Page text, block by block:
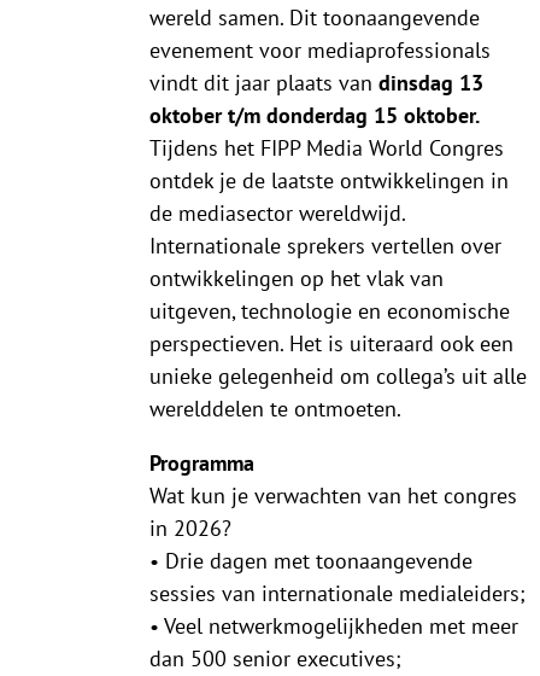
wereld samen. Dit toonaangevende
evenement voor mediaprofessionals
vindt dit jaar plaats vandinsdag 13
oktober t/m donderdag 15 oktober.
Tijdens het FIPP Media World Congres
ontdek je de laatste ontwikkelingen in
de mediasector wereldwijd.
Internationale sprekers vertellen over
ontwikkelingen op het vlak van
uitgeven, technologie en economische
perspectieven. Het is uiteraard ook een
unieke gelegenheid om collega’s uit alle
werelddelen te ontmoeten.
Programma
Wat kun je verwachten van het congres
in 2026?
• Drie dagen met toonaangevende
sessies van internationale medialeiders;
• Veel netwerkmogelijkheden met meer
dan 500 senior executives;